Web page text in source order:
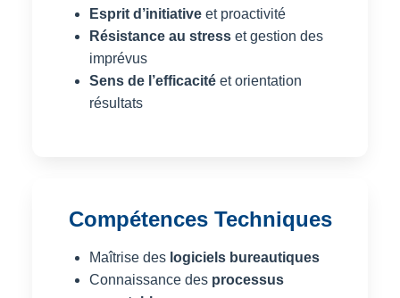
Esprit d’initiative et proactivité
Résistance au stress et gestion des
imprévus
Sens de l’efficacité et orientation
résultats
Compétences Techniques
Maîtrise des logiciels bureautiques
Connaissance des processus